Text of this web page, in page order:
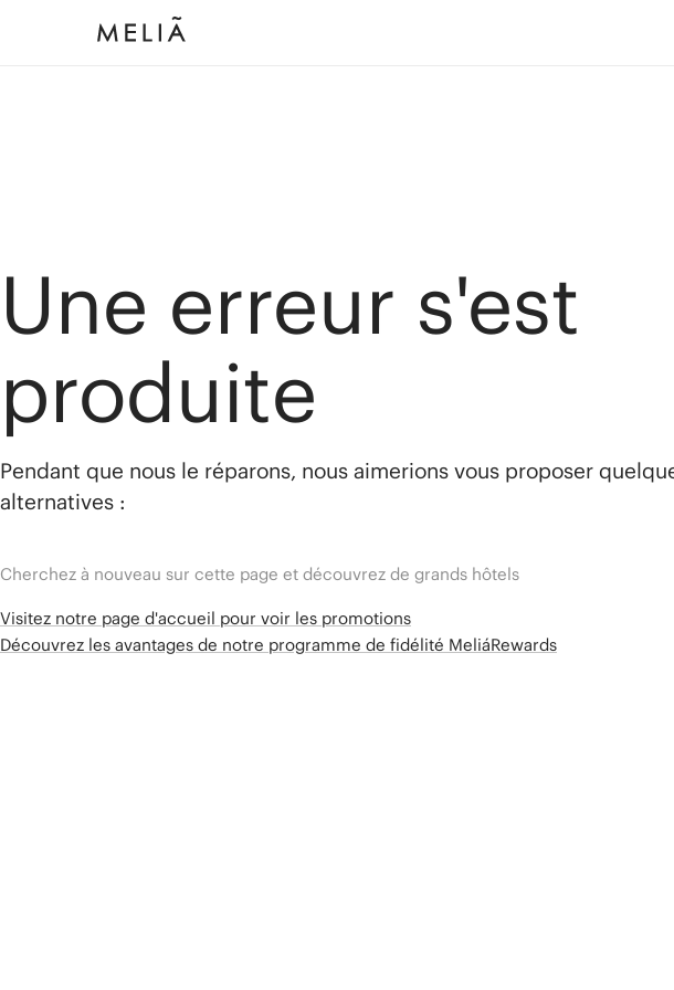
Une erreur s'est
produite
Pendant que nous le réparons, nous aimerions vous proposer
alternatives :
Cherchez à nouveau sur cette page et découvrez de grands hôtels
Visitez notre page d'accueil pour voir les promotions
Découvrez les avantages de notre programme de fidélité MeliáRewards